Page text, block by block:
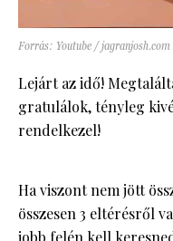
Forrás: Youtube / jagranjosh.com
Lejárt az idő!
gratulálok, tényleg
rendelkezel!
Ha viszont nem jött
összesen 3 eltérésről
jobb felén kell